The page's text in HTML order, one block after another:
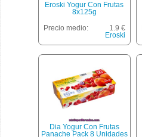
Eroski Yogur Con Frutas
8x125g
Precio medio:
1.9 €
Eroski
Dia Yogur Con Frutas
Panache Pack 8 Unidades